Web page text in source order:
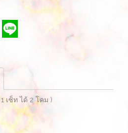
เซ็ท ได้ 2 โคม )